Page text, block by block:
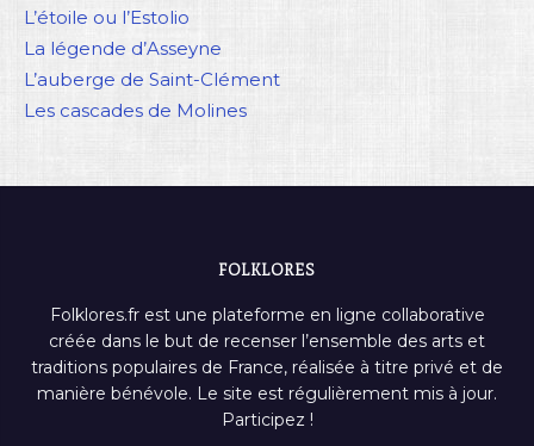
L’étoile ou l’Estolio
La légende d’Asseyne
L’auberge de Saint-Clément
Les cascades de Molines
FOLKLORES
Folklores.fr est une plateforme en ligne collaborative
créée dans le but de recenser l’ensemble des arts et
traditions populaires de France, réalisée à titre privé et de
manière bénévole. Le site est régulièrement mis à jour.
Participez !